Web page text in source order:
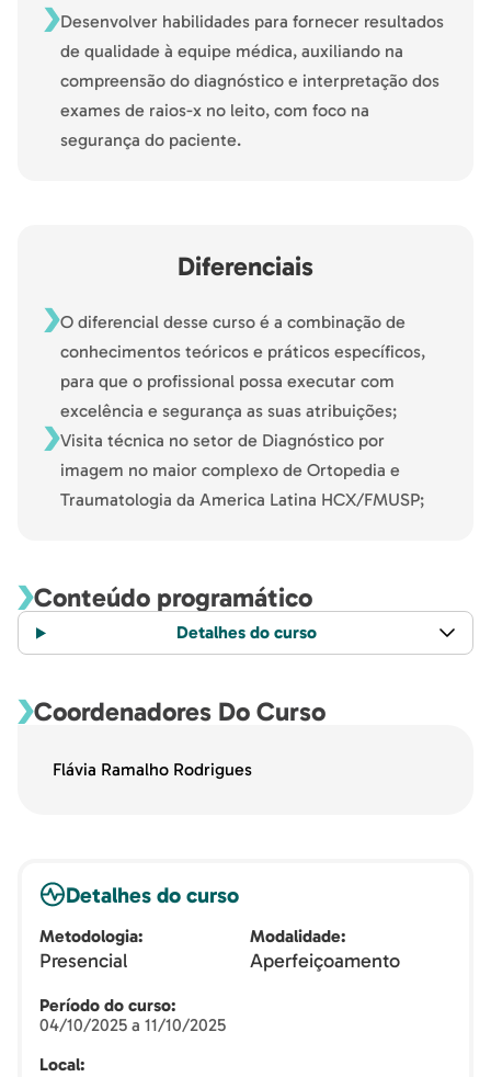
Desenvolver habilidades para fornecer resultados
de qualidade à equipe médica, auxiliando na
compreensão do diagnóstico e interpretação dos
exames de raios-x no leito, com foco na
segurança do paciente.
Diferenciais
O diferencial desse curso é a combinação de
conhecimentos teóricos e práticos específicos,
para que o profissional possa executar com
excelência e segurança as suas atribuições;
Visita técnica no setor de Diagnóstico por
imagem no maior complexo de Ortopedia e
Traumatologia da America Latina HCX/FMUSP;
Conteúdo programático
Detalhes do curso
Coordenadores Do Curso
Flávia Ramalho Rodrigues
Detalhes do curso
Metodologia
Presencial
Modalidade
Aperfeiçoamento
Período do curso
04/10/2025 a 11/10/2025
Local